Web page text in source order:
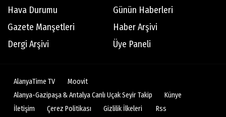
Hava Durumu
Günün Haberleri
Gazete Manşetleri
Haber Arşivi
Dergi Arşivi
Üye Paneli
AlanyaTime TV
Moovit
Alanya-Gazipaşa & Antalya Canlı Uçak Seyir Takip
Künye
İletişim
Çerez Politikası Gizlilik İlkeleri Rss